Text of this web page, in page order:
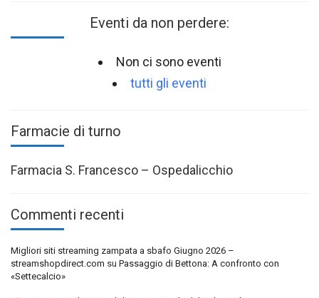
Eventi da non perdere:
Non ci sono eventi
tutti gli eventi
Farmacie di turno
Farmacia S. Francesco – Ospedalicchio
Commenti recenti
Migliori siti streaming zampata a sbafo Giugno 2026 –
streamshopdirect.com su Passaggio di Bettona: A confronto con
«Settecalcio»